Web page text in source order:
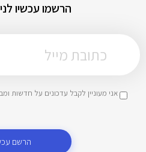
הרשמו עכשיו
אני מעוניין לקבל עדכונים על חדשות
הרשם